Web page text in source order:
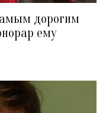
дорогим
ему